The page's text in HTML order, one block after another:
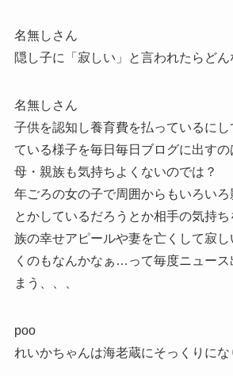
名無しさん
隠し子に「寂しい」と言われたらどん
名無しさん
子供を認知し養育費を払っているに
ている様子を毎日毎日ブログに出す
母・親族も気持ちよくないのでは？
年ごろの女の子で周囲からもいろい
とかしているだろうとか相手の気持
族の幸せアピールや妻を亡くして寂
くのもなんかなぁ…って毎度ニュース
まう、、、
poo
れいかちゃんは海老蔵にそっくりにな